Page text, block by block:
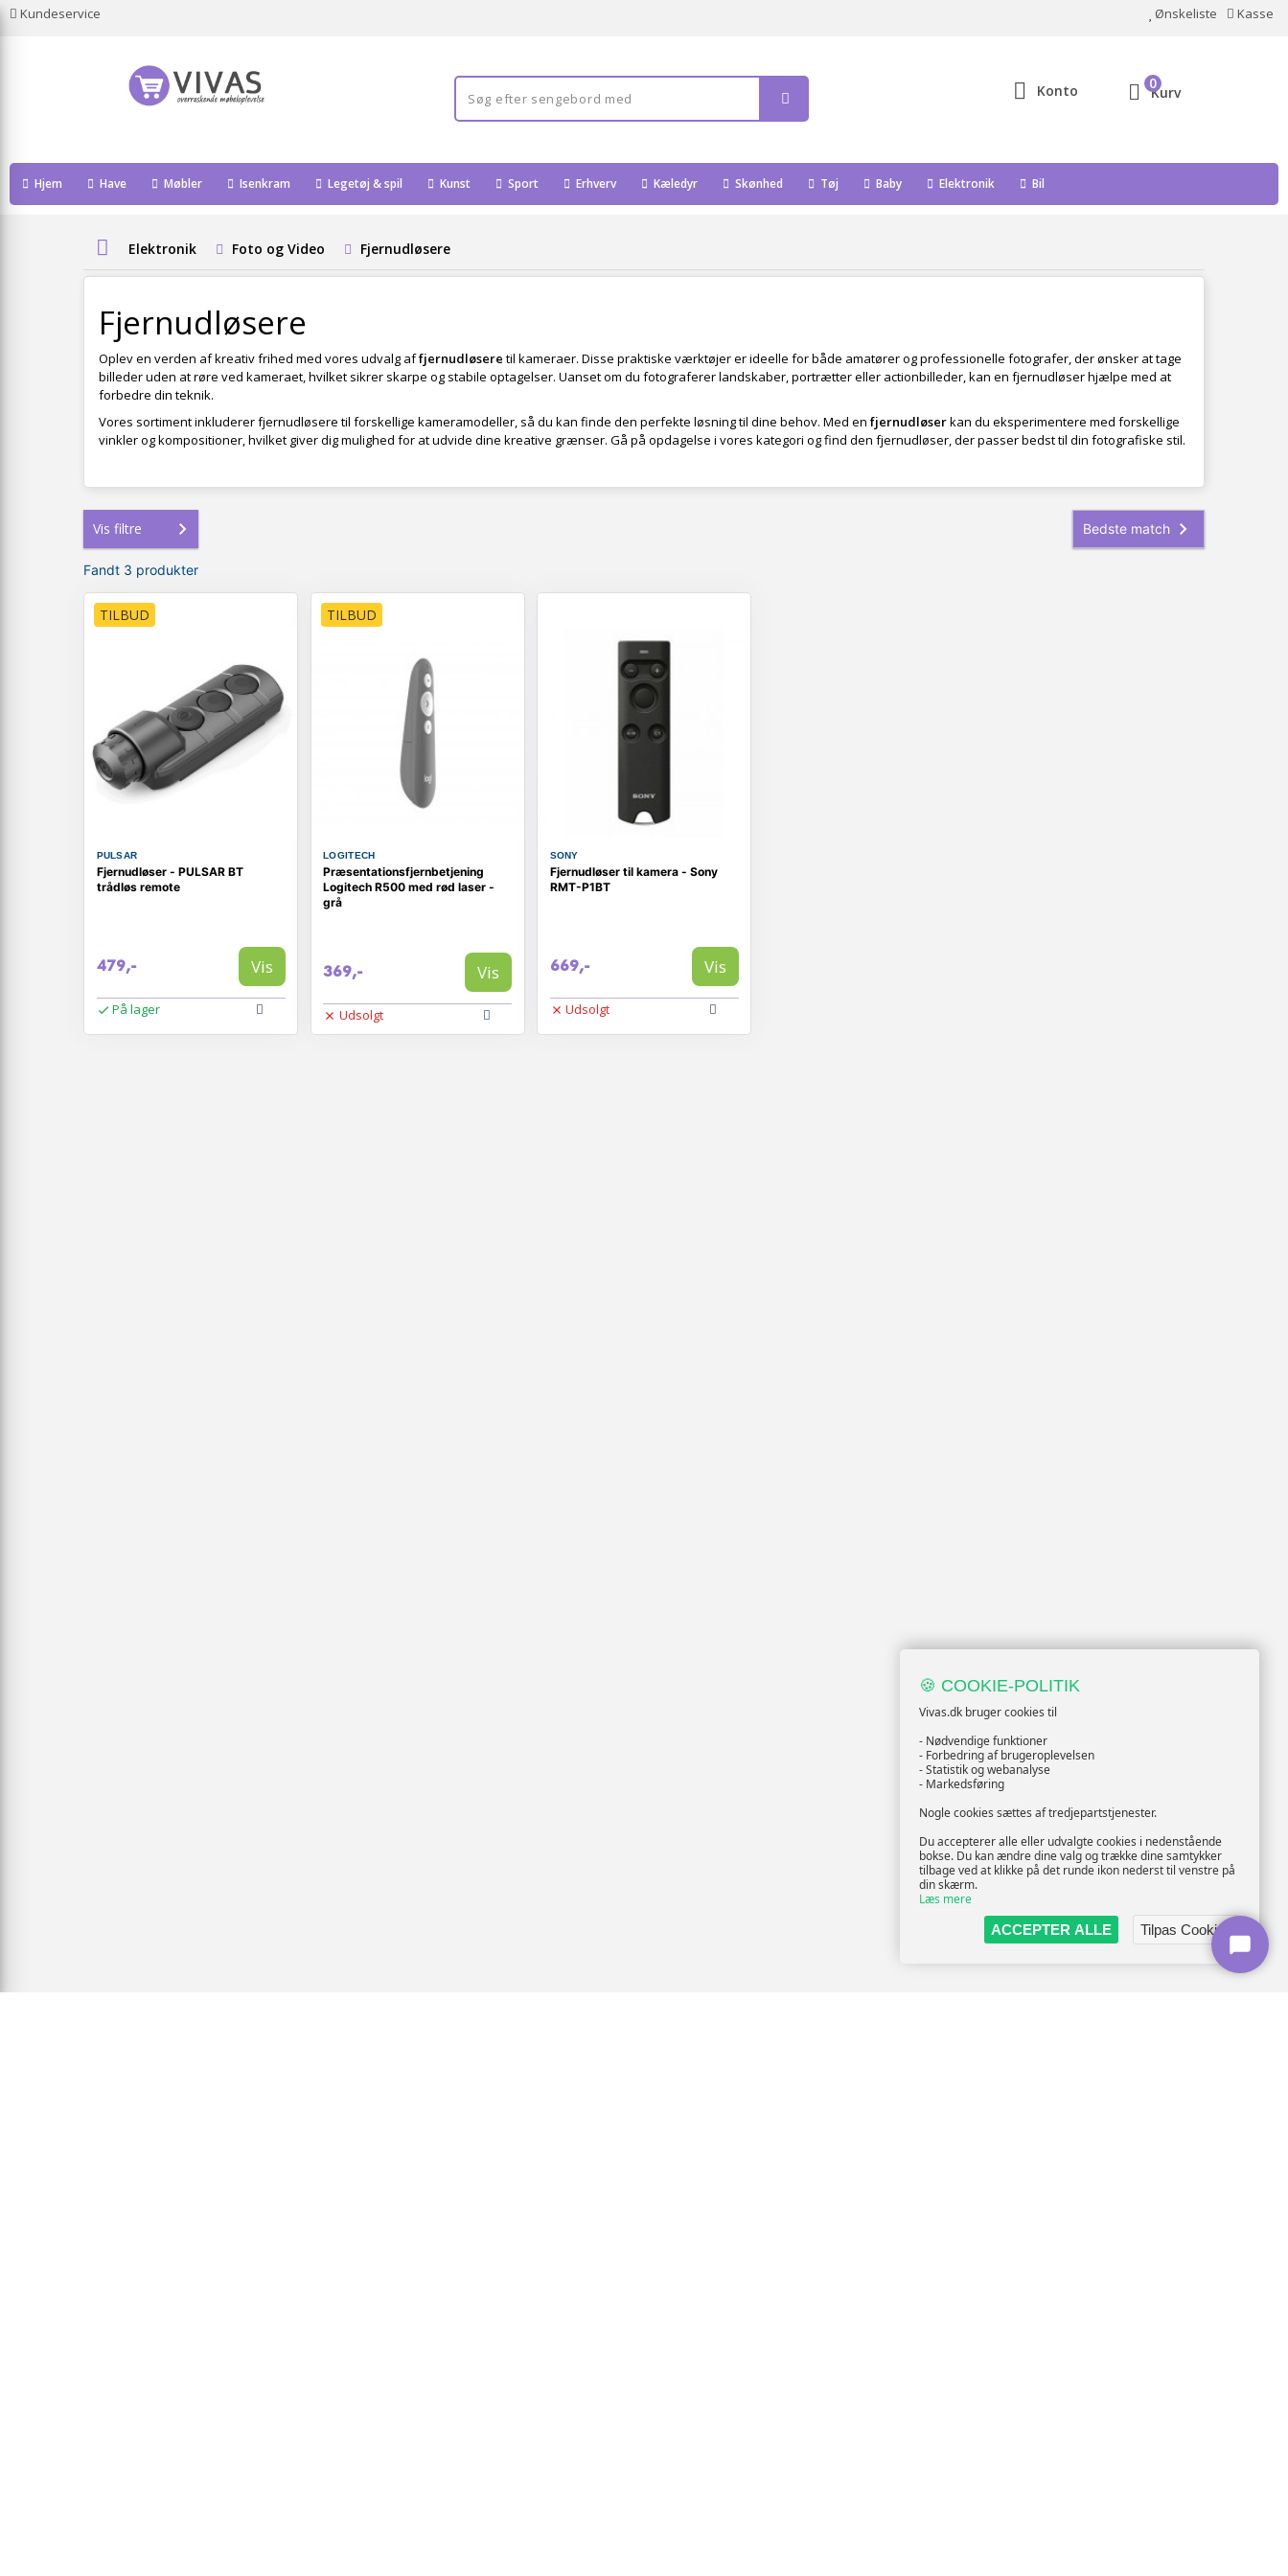
Kundeservice Ønskeliste Kasse
Konto Kurv
0
Hjem Have Møbler Isenkram Legetøj & spil Kunst Sport Erhverv Kæledyr Skønhed Tøj Baby Elektronik Bil
Elektronik Foto og Video Fjernudløsere
Fjernudløsere
Oplev en verden af kreativ frihed med vores udvalg affjernudløsere til kameraer. Disse praktiske værktøjer er ideelle for både amatører og professionelle fotografer, der ønsker at tage
billeder uden at røre ved kameraet, hvilket sikrer skarpe og stabile optagelser. Uanset om du fotograferer landskaber, portrætter eller actionbilleder, kan en fjernudløser hjælpe med at
forbedre din teknik.
Vores sortiment inkluderer fjernudløsere til forskellige kameramodeller, så du kan finde den perfekte løsning til dine behov. Med en fjernudløserkan du eksperimentere med forskellige
vinkler og kompositioner, hvilket giver dig mulighed for at udvide dine kreative grænser. Gå på opdagelse i vores kategori og find den fjernudløser, der passer bedst til din fotografiske stil.
Vis filtre
Fandt 3 produkter
TILBUD
PULSAR
Fjernudløser - PULSAR BT
trådløs remote
479,- Vis
På lager
TILBUD
LOGITECH
Præsentationsfjernbetjening
Logitech R500 med rød laser -
grå
369,- Vis
Udsolgt
SONY
Fjernudløser til kamera - Sony
RMT-P1BT
669,- Vis
Udsolgt
🍪 COOKIE-POLITIK
Vivas.dk bruger cookies til
- Nødvendige funktioner
- Forbedring af brugeroplevelsen
- Statistik og webanalyse
- Markedsføring
Nogle cookies sættes af tredjepartstjenester.
Du accepterer alle eller udvalgte cookies i nedenstående
bokse. Du kan ændre dine valg og trække dine samtykker
tilbage ved at klikke på det runde ikon nederst til venstre på
din skærm.
Læs mere
ACCEPTER ALLE
Tilpas Cookies